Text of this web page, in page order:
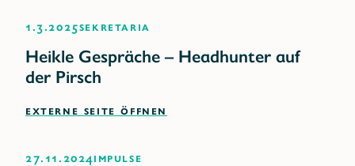
1.3.2025sekretaria
Heikle Gespräche – Headhunter auf
der Pirsch
EXTERNE SEITE ÖFFNEN
27.11.2024impulse